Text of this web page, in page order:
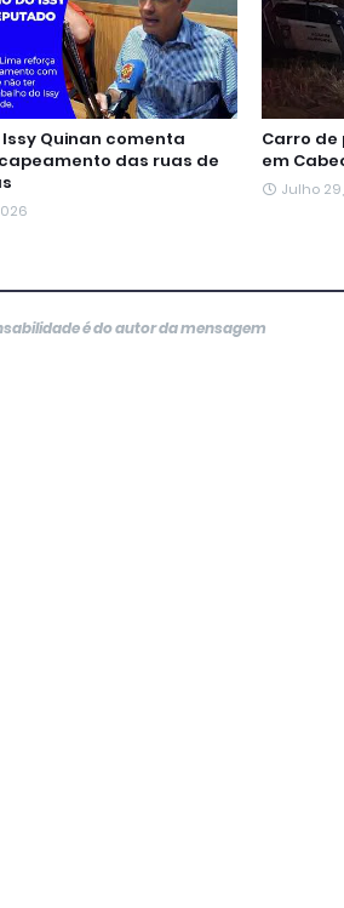
Quinan comenta
das ruas de
Carro de
em
Julho
é do autor da mensagem